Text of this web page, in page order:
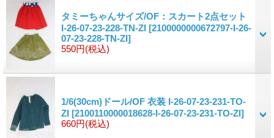
タミーちゃんサイズ/OF：スカート2点セット
I-26-07-23-228-TN-ZI [2100000000672797-I-26-
07-23-228-TN-ZI]
550円(税込)
1/6(30cm)ドール/OF 衣装 I-26-07-23-231-TO-
ZI [2100110000018628-I-26-07-23-231-TO-ZI]
660円(税込)